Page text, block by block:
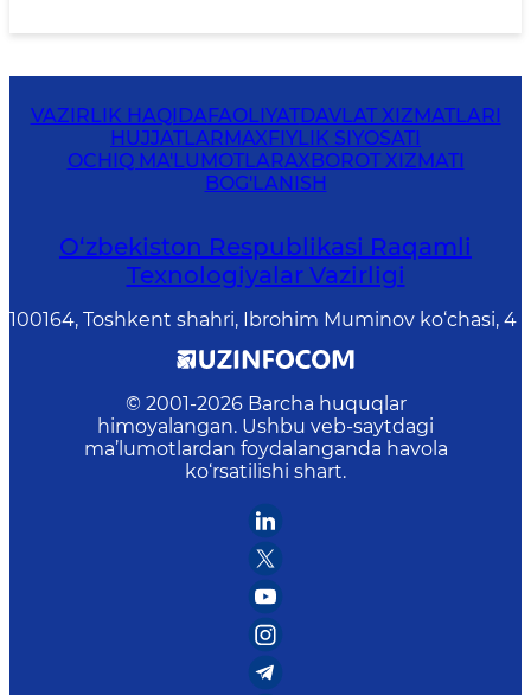
VAZIRLIK HAQIDAFAOLIYATDAVLAT XIZMATLARI
HUJJATLARMAXFIYLIK SIYOSATI
OCHIQ MA'LUMOTLARAXBOROT XIZMATI
BOG'LANISH
O‘zbekiston Respublikasi Raqamli
Texnologiyalar Vazirligi
100164, Toshkent shahri, Ibrohim Muminov ko‘chasi, 4
© 2001-2026 Barcha huquqlar
himoyalangan. Ushbu veb-saytdagi
ma’lumotlardan foydalanganda havola
ko‘rsatilishi shart.